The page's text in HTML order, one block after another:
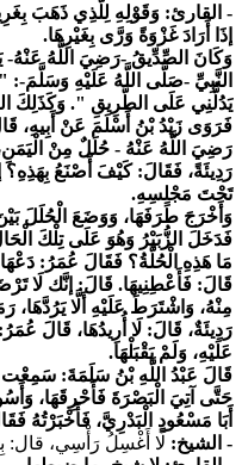
- القارئ: وَقَوْلِهِ لِلَّذِي ذَهَبَ
إذَا أَرَادَ غَزْوَةً وَرَّى بِغَيْرِهَا.
وَكَانَ الصِّدِّيقُ -رَضِيَ اللَّهُ
النَّبِيِّ -صَلَّى اللَّهُ عَلَيْهِ وَسَلَّمَ-
يَدُلُّنِي عَلَى الطَّرِيقِ ". وَكَذَلِكَ
فَرَوَى زَيْدُ بْنُ أَسْلَمَ عَنْ
رَضِيَ اللَّهُ عَنْهُ - حُلَلٌ مِنْ
رَدِيئَةً، فَقَالَ: كَيْفَ أَصْنَعُ بِهَذِهِ؟
تَحْتَ مَجْلِسِهِ.
وَأَخْرَجَ طَرَفَهَا، وَوَضَعَ الْحُلَلَ
فَدَخَلَ الزُّبَيْرُ وَهُوَ عَلَى تِلْكَ
مَا هَذِهِ الْحُلَّةُ؟ فَقَالَ عُمَرُ:
قَالَ: فَأَعْطِنِيهَا. قَالَ: إنَّك لَا
مِنْهُ، وَاشْتَرَطَ عَلَيْهِ أَلَّا يَرُدَّهَا،
رَدِيئَةٌ، قَالَ: لَا أُرِيدُهَا، قَالَ
عَلَيْهِ، وَلَمْ يَقْبَلْهَا.
قَالَ عَبْدُ اللَّهِ بْنُ سَلَمَةَ:
حَتَّى آتِيَ الْبَصْرَةَ فَأَحْرِقَهَا،
أَبَا مَسْعُودٍ الْبَدْرِيَّ، فَأَخْبَرْتُهُ
- الشيخ: لَا أَغْسِلُ رَأْسِي،